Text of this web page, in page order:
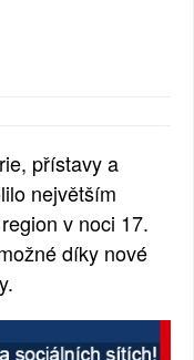
přístavy a
největším
v noci 17.
díky nové